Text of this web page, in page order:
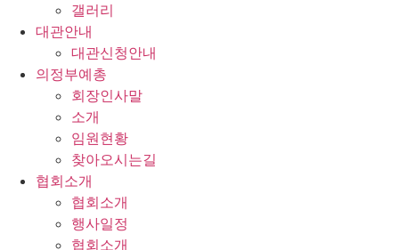
갤러리
대관안내
대관신청안내
의정부예총
회장인사말
소개
임원현황
찾아오시는길
협회소개
협회소개
행사일정
협회소개